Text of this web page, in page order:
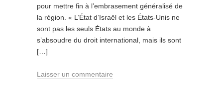
pour mettre fin à l’embrasement généralisé de
la région. « L’État d’Israël et les États-Unis ne
sont pas les seuls États au monde à
s’absoudre du droit international, mais ils sont
[…]
Laisser un commentaire